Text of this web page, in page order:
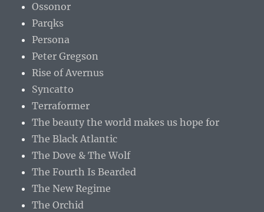
Ossonor
Parqks
Persona
Peter Gregson
Rise of Avernus
Syncatto
Terraformer
The beauty the world makes us hope for
The Black Atlantic
The Dove & The Wolf
The Fourth Is Bearded
The New Regime
The Orchid